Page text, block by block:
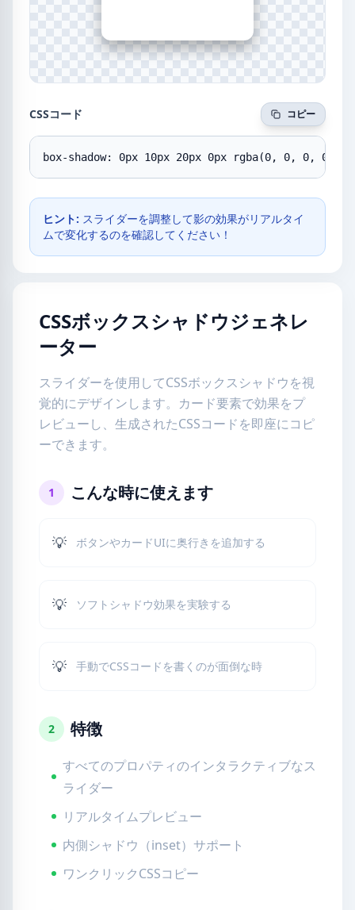
CSSコード コピー
box-shadow: 0px 10px 20px 0px rgba(0, 0, 0, 0.3);
ヒント: スライダーを調整して影の効果がリアルタイ
ムで変化するのを確認してください！
CSSボックスシャドウジェネレ
ーター
スライダーを使用してCSSボックスシャドウを視
覚的にデザインします。カード要素で効果をプ
レビューし、生成されたCSSコードを即座にコピ
ーできます。
1 こんな時に使えます
💡 ボタンやカードUIに奥行きを追加する
💡 ソフトシャドウ効果を実験する
💡 手動でCSSコードを書くのが面倒な時
2 特徴
すべてのプロパティのインタラクティブなス
ライダー
リアルタイムプレビュー
内側シャドウ（inset）サポート
ワンクリックCSSコピー